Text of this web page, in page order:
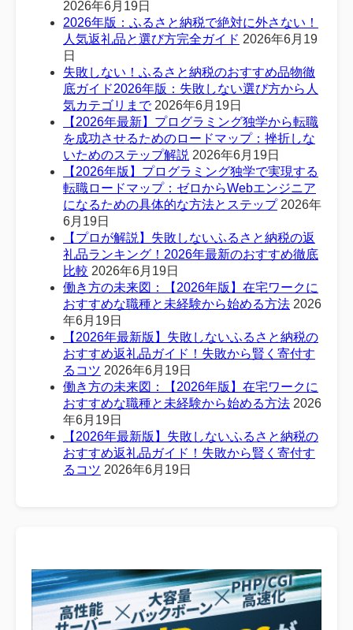
2026年6月19日
2026年版：ふるさと納税で絶対に外さない！
人気返礼品と選び方完全ガイド 2026年6月19
日
失敗しない！ふるさと納税のおすすめ品物徹
底ガイド2026年版：失敗しない選び方から人
気カテゴリまで 2026年6月19日
【2026年最新】プログラミング独学から転職
を成功させるためのロードマップ：挫折しな
いためのステップ解説 2026年6月19日
【2026年版】プログラミング独学で実現する
転職ロードマップ：ゼロからWebエンジニア
になるための具体的な方法とステップ 2026年
6月19日
【プロが解説】失敗しないふるさと納税の返
礼品ランキング！2026年最新のおすすめ徹底
比較 2026年6月19日
働き方の未来図：【2026年版】在宅ワークに
おすすめな職種と未経験から始める方法 2026
年6月19日
【2026年最新版】失敗しないふるさと納税の
おすすめ返礼品ガイド！失敗から賢く寄付す
るコツ 2026年6月19日
働き方の未来図：【2026年版】在宅ワークに
おすすめな職種と未経験から始める方法 2026
年6月19日
【2026年最新版】失敗しないふるさと納税の
おすすめ返礼品ガイド！失敗から賢く寄付す
るコツ 2026年6月19日